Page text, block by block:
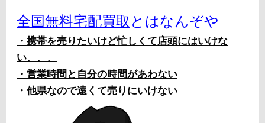
全国無料宅配買取 とはなんぞや
・携帯を売りたいけど忙しくて店頭にはいけな
い、、、
・営業時間と自分の時間があわない
・他県なので遠くて売りにいけない